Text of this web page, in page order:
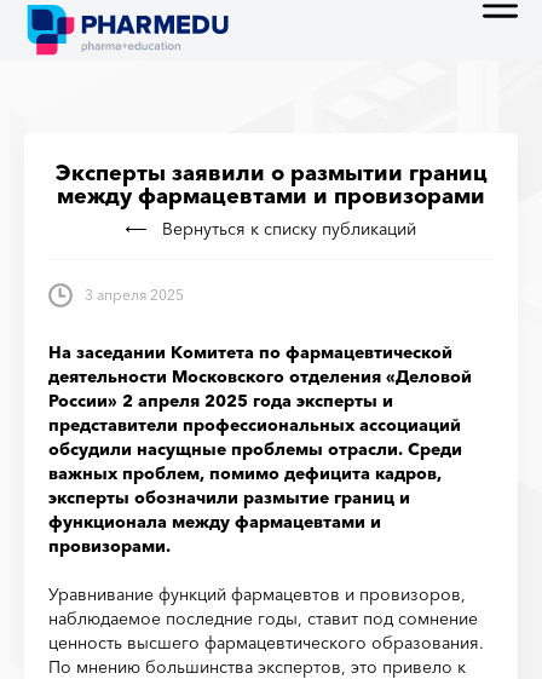
Эксперты заявили о размытии границ
между фармацевтами и провизорами
Вернуться к списку публикаций
3 апреля 2025
На заседании Комитета по фармацевтической
деятельности Московского отделения «Деловой
России» 2 апреля 2025 года эксперты и
представители профессиональных ассоциаций
обсудили насущные проблемы отрасли. Среди
важных проблем, помимо дефицита кадров,
эксперты обозначили размытие границ и
функционала между фармацевтами и
провизорами.
Уравнивание функций фармацевтов и провизоров,
наблюдаемое последние годы, ставит под сомнение
ценность высшего фармацевтического образования.
По мнению большинства экспертов, это привело к